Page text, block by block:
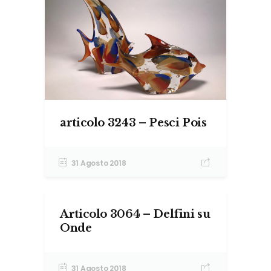
articolo 3243 – Pesci Pois
31 Agosto 2018
Articolo 3064 – Delfini su
Onde
31 Agosto 2018